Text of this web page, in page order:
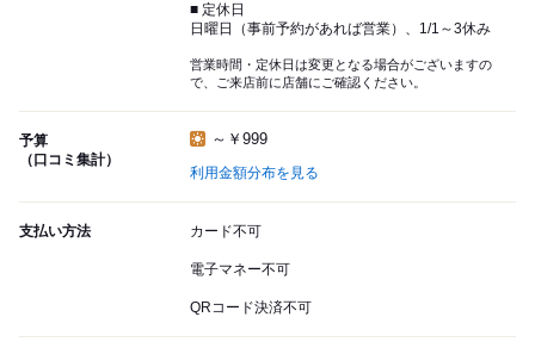
■ 定休日
日曜日（事前予約があれば営業）、1/1～3休み
営業時間・定休日は変更となる場合がございますの
で、ご来店前に店舗にご確認ください。
予算
（口コミ集計）
～￥999
利用金額分布を見る
支払い方法 カード不可
電子マネー不可
QRコード決済不可